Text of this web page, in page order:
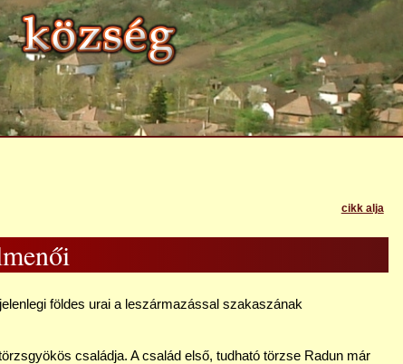
cikk alja
földes urai a leszármazással szakaszának
családja. A család első, tudható törzse Radun már